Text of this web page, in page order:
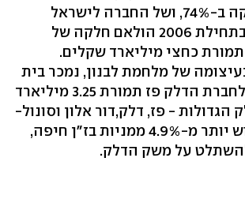
המדינה, שהחזיקה ב-74%, ושל החברה לישראל
שהחזיקה 26%. בתחילת 2006 הולאם חלקה של
כחצי מיליארד שקלים.
2006, בעיצומה של מלחמת לבנון, נמכר בית
הזיקוק באשדוד לחברת הדלק פז תמורת 3.25 מיליארד
- פז, דלק,דור אלון וסונול-
אינן יכולות לרכוש יותר מ-4.9% ממניות בז"ן חיפה,
על משק הדלק.